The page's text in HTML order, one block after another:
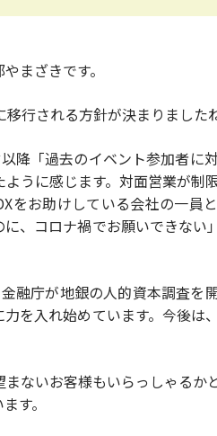
まざきです。
行される方針が決まりました
降「過去のイベント参加者に
うに感じます。対面営業が制
をお助けしている会社の一員
に、コロナ禍でお願いできな
融庁が地銀の人的資本調査を
を入れ始めています。今後は
ないお客様もいらっしゃるか
す。